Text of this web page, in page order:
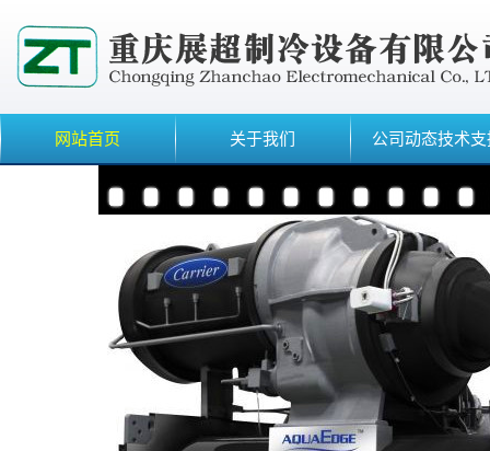
网站首页 关于我们 公司动态技术支